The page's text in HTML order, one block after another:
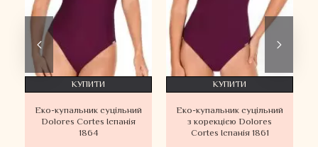
Еко-купальник суцільний
Dolores Cortes Іспанія
1864
КУПИТИ
Еко-купальник суцільний
з корекцією Dolores
Cortes Іспанія 1861
КУПИТИ